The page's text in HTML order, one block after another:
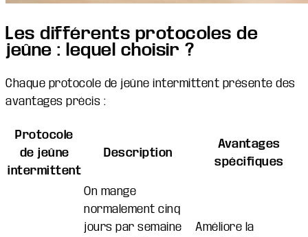
Les différents protocoles de
jeûne : lequel choisir ?
Chaque protocole de jeûne intermittent présente des
avantages précis :
Protocole
de jeûne
intermittent
Description
Avantages
spécifiques
On mange
normalement cinq
jours par semaine
Améliore la